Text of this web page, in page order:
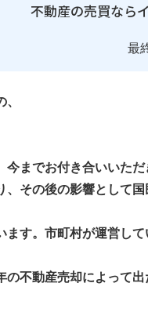
不動産の売買なら
最
までお付き合いいただ
その後の影響として
す。市町村が運営し
不動産売却によって